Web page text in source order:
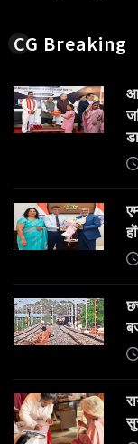
CG Breaking